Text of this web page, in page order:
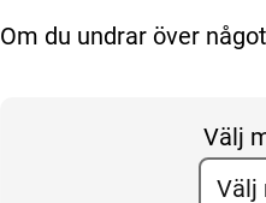
Om du undrar över
Välj